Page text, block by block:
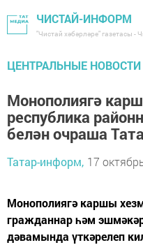
ЧИСТАЙ-ИНФОРМ
"Чистай хәбәрләре" газетасы -
ЦЕНТРАЛЬНЫЕ НОВОСТИ
Монополиягә
республика
белән очраша
Татар-информ, 17
Монополиягә каршы
гражданнар һәм
дәвамында үткәрелеп